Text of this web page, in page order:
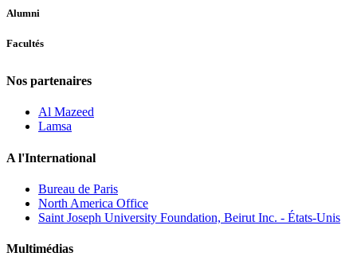
Alumni
Facultés
Nos partenaires
Al Mazeed
Lamsa
A l'International
Bureau de Paris
North America Office
Saint Joseph University Foundation, Beirut Inc. - États-Unis
Multimédias